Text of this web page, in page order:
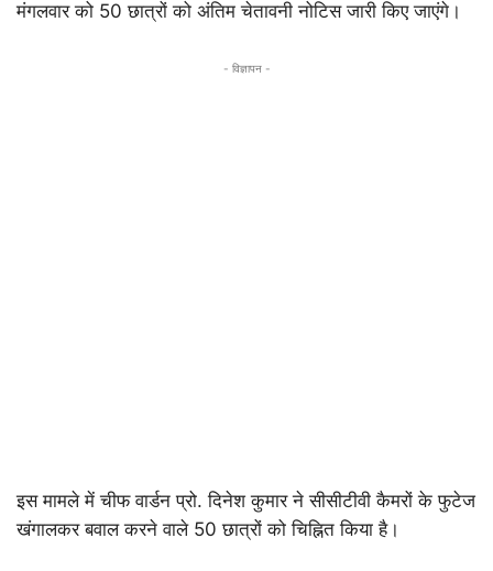
मंगलवार को 50 छात्रों को अंतिम चेतावनी नोटिस जारी किए जाएंगे।
- विज्ञापन -
इस मामले में चीफ वार्डन प्रो. दिनेश कुमार ने सीसीटीवी कैमरों के फुटेज
खंगालकर बवाल करने वाले 50 छात्रों को चिह्नित किया है।